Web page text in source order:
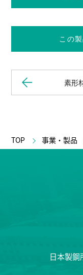
この
素形
TOP 事業・製品
日本製鋼